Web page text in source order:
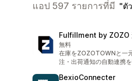
แอป 597 รายการที่มี ตั
Fulfillment by ZOZO
無料
在庫をZOZOTOWNと一
注・出荷通知の自動連携
BexioConnecter